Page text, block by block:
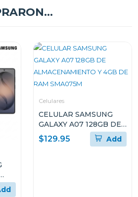
Y
Celulares
CELULAR SAMSUNG
GALAXY A07 128GB DE
ALMACENAMIENTO Y
4GB DE RAM SMA075M
$129.95 Add